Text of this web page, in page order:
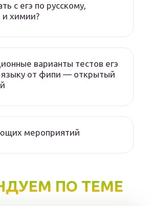
с егэ по русскому,
химии?
варианты тестов егэ
языку от фипи — открытый
мероприятий
ПО ТЕМЕ